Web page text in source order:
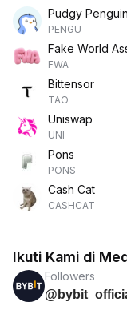
Pudgy
PENGU
Fake World
FWA
Bittensor
TAO
Uniswap
UNI
Pons
PONS
Cash Cat
CASHCAT
Ikuti Kami di
Followers